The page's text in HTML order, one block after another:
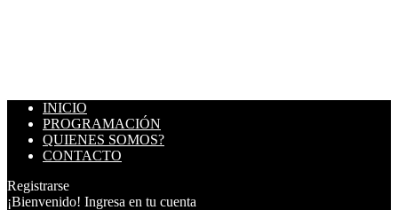
INICIO
PROGRAMACIÓN
QUIENES SOMOS?
CONTACTO
Registrarse
¡Bienvenido! Ingresa en tu cuenta